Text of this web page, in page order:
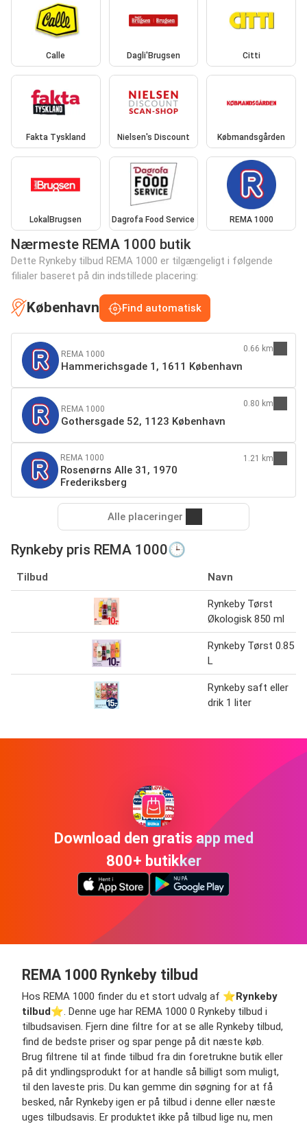
Calle Dagli'Brugsen Citti
Fakta Tyskland Nielsen's Discount Købmandsgården
LokalBrugsen Dagrofa Food Service REMA 1000
Nærmeste REMA 1000 butik
Dette Rynkeby tilbud REMA 1000 er tilgængeligt i følgende
filialer baseret på din indstillede placering:
København Find automatisk
REMA 1000
Hammerichsgade 1, 1611 København
0.66 km
REMA 1000
Gothersgade 52, 1123 København
0.80 km
REMA 1000
Rosenørns Alle 31, 1970
Frederiksberg
1.21 km
Alle placeringer
Rynkeby pris REMA 1000🕒
Tilbud Navn
Rynkeby Tørst
Økologisk 850 ml
Rynkeby Tørst 0.85
L
Rynkeby saft eller
drik 1 liter
Download den gratis app med
800+ butikker
REMA 1000 Rynkeby tilbud
Hos REMA 1000 finder du et stort udvalg af ⭐️Rynkeby
tilbud⭐️. Denne uge har REMA 1000 0 Rynkeby tilbud i
tilbudsavisen. Fjern dine filtre for at se alle Rynkeby tilbud,
find de bedste priser og spar penge på dit næste køb.
Brug filtrene til at finde tilbud fra din foretrukne butik eller
på dit yndlingsprodukt for at handle så billigt som muligt,
til den laveste pris. Du kan gemme din søgning for at få
besked, når Rynkeby igen er på tilbud i denne eller næste
uges tilbudsavis. Er produktet ikke på tilbud lige nu, men